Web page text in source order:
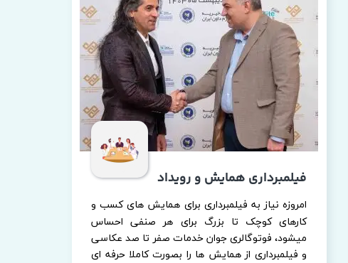
​امروزه نیاز به فیلمبرداری برای همایش های کسب و
کارهای کوچک تا بزرگ برای هر صنفی احساس
میشود، فوتوگالری جوان خدمات صفر تا صد عکاسی
و فیلمبرداری از همایش ها را بصورت کاملا حرفه ای
فیلمبرداری همایش و رویداد